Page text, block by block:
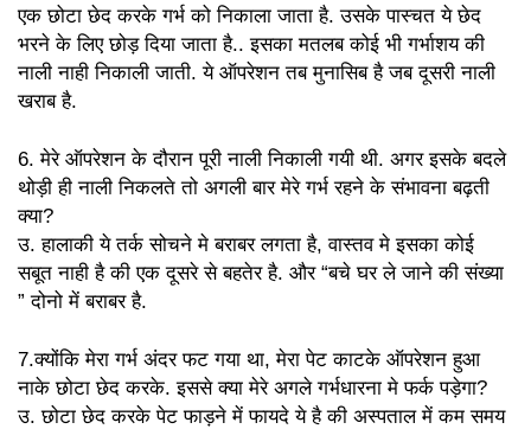
एक छोटा छेद करके गर्भ को निकाला जाता है. उसके पास्चत ये छेद
भरने के लिए छोड़ दिया जाता है.. इसका मतलब कोई भी गर्भाशय की
नाली नाही निकाली जाती. ये ऑपरेशन तब मुनासिब है जब दूसरी नाली
खराब है.
6. मेरे ऑपरेशन के दौरान पूरी नाली निकाली गयी थी. अगर इसके बदले
थोड़ी ही नाली निकलते तो अगली बार मेरे गर्भ रहने के संभावना बढ़ती
क्या?
उ. हालाकी ये तर्क सोचने मे बराबर लगता है, वास्तव मे इसका कोई
सबूत नाही है की एक दूसरे से बहतेर है. और “बचे घर ले जाने की संख्या
” दोनो में बराबर है.
7.क्योंकि मेरा गर्भ अंदर फट गया था, मेरा पेट काटके ऑपरेशन हुआ
नाके छोटा छेद करके. इससे क्या मेरे अगले गर्भधारना मे फर्क पड़ेगा?
उ. छोटा छेद करके पेट फाड़ने में फायदे ये है की अस्पताल में कम समय